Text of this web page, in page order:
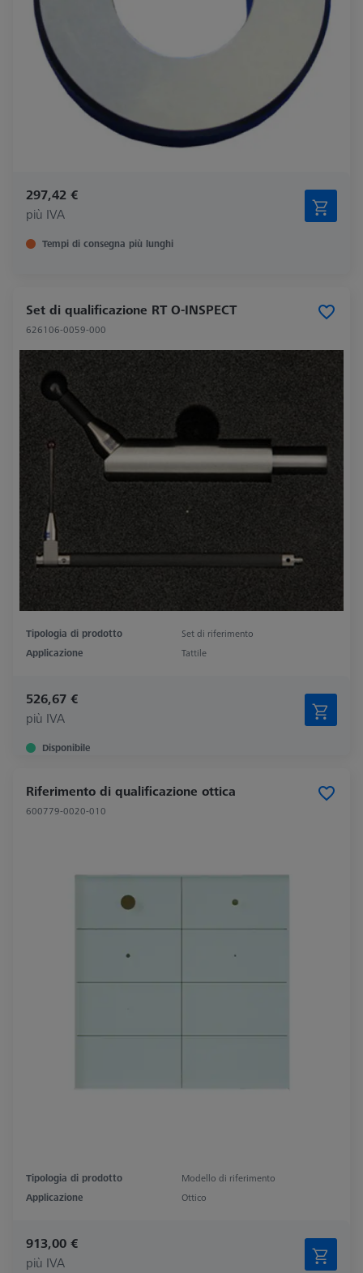
297,42 €
più IVA
Tempi di consegna più lunghi
Set di qualificazione RT O-INSPECT
626106-0059-000
Tipologia di prodotto
Set di riferimento
Applicazione
Tattile
526,67 €
più IVA
Disponibile
Riferimento di qualificazione ottica
600779-0020-010
Tipologia di prodotto
Modello di riferimento
Applicazione
Ottico
913,00 €
più IVA